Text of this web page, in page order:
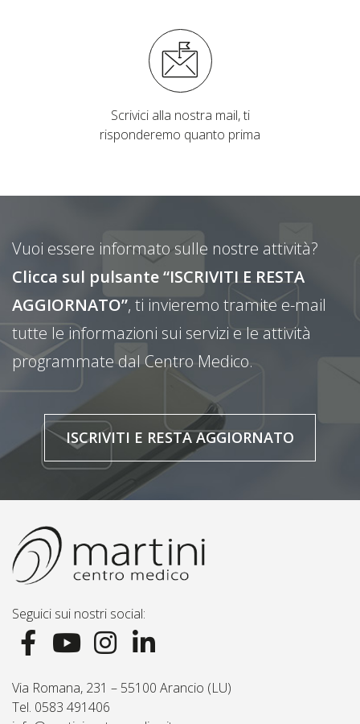
Scrivici alla nostra mail, ti
risponderemo quanto prima
Vuoi essere informato sulle nostre attività?
Clicca sul pulsante “ISCRIVITI E RESTA
AGGIORNATO”, ti invieremo tramite e-mail
tutte le informazioni sui servizi e le attività
programmate dal Centro Medico.
ISCRIVITI E RESTA AGGIORNATO
Seguici sui nostri social:
Via Romana, 231 – 55100 Arancio (LU)
Tel. 0583 491406